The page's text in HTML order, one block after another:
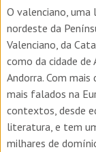
O valenciano, uma
nordeste da
Valenciano, da
como da cidade
Andorra. Com
mais falados na
contextos, desde
literatura, e tem
milhares de